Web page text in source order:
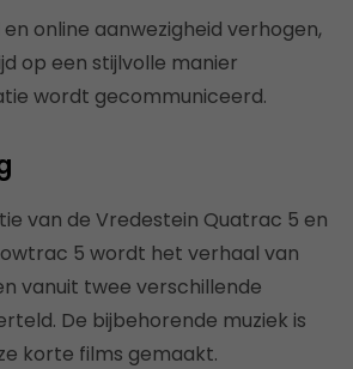
online aanwezigheid verhogen,
op een stijlvolle manier
wordt gecommuniceerd.
van de Vredestein Quatrac 5 en
5 wordt het verhaal van
vanuit twee verschillende
De bijbehorende muziek is
korte films gemaakt.